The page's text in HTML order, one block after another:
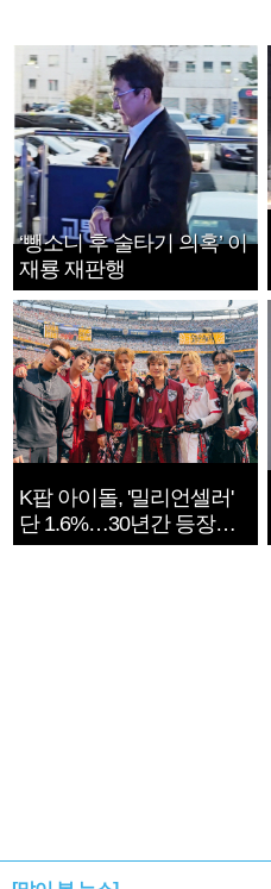
‘뺑소니 후 술타기 의혹’ 이
재룡 재판행
K팝 아이돌, '밀리언셀러'
단 1.6%…30년간 등장
1182개팀 전수조사